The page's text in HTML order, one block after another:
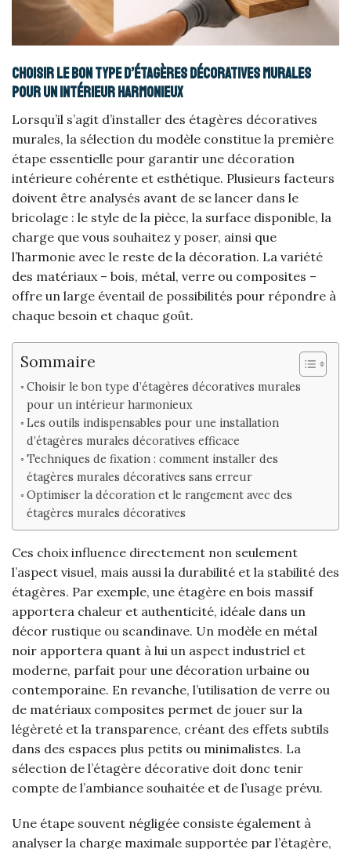
Choisir le bon type d’étagères décoratives murales
pour un intérieur harmonieux
Lorsqu’il s’agit d’installer des étagères décoratives
murales, la sélection du modèle constitue la première
étape essentielle pour garantir une décoration
intérieure cohérente et esthétique. Plusieurs facteurs
doivent être analysés avant de se lancer dans le
bricolage : le style de la pièce, la surface disponible, la
charge que vous souhaitez y poser, ainsi que
l’harmonie avec le reste de la décoration. La variété
des matériaux – bois, métal, verre ou composites –
offre un large éventail de possibilités pour répondre à
chaque besoin et chaque goût.
Sommaire
Choisir le bon type d’étagères décoratives murales
pour un intérieur harmonieux
Les outils indispensables pour une installation
d’étagères murales décoratives efficace
Techniques de fixation : comment installer des
étagères murales décoratives sans erreur
Optimiser la décoration et le rangement avec des
étagères murales décoratives
Ces choix influence directement non seulement
l’aspect visuel, mais aussi la durabilité et la stabilité des
étagères. Par exemple, une étagère en bois massif
apportera chaleur et authenticité, idéale dans un
décor rustique ou scandinave. Un modèle en métal
noir apportera quant à lui un aspect industriel et
moderne, parfait pour une décoration urbaine ou
contemporaine. En revanche, l’utilisation de verre ou
de matériaux composites permet de jouer sur la
légèreté et la transparence, créant des effets subtils
dans des espaces plus petits ou minimalistes. La
sélection de l’étagère décorative doit donc tenir
compte de l’ambiance souhaitée et de l’usage prévu.
Une étape souvent négligée consiste également à
analyser la charge maximale supportée par l’étagère,